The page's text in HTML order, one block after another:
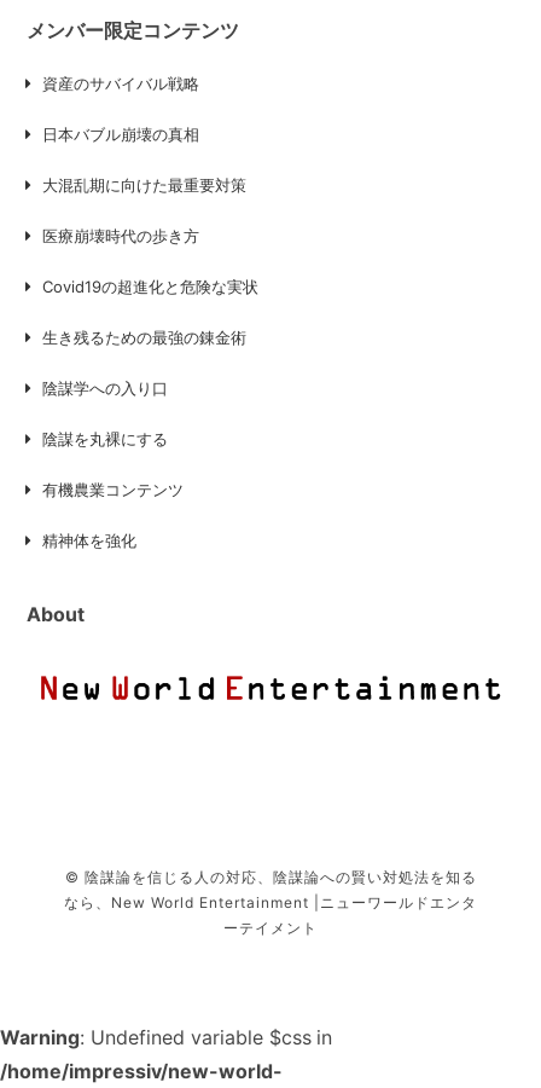
メンバー限定コンテンツ
資産のサバイバル戦略
日本バブル崩壊の真相
大混乱期に向けた最重要対策
医療崩壊時代の歩き方
Covid19の超進化と危険な実状
生き残るための最強の錬金術
陰謀学への入り口
陰謀を丸裸にする
有機農業コンテンツ
精神体を強化
About
© 陰謀論を信じる人の対応、陰謀論への賢い対処法を知る
なら、New World Entertainment |ニューワールドエンタ
ーテイメント
Warning: Undefined variable $css in
/home/impressiv/new-world-